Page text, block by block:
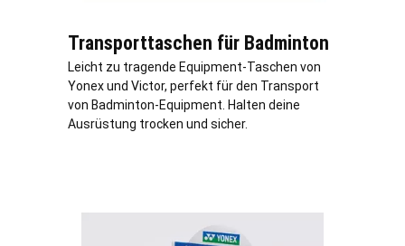
Transporttaschen für Badminton
Leicht zu tragende Equipment-Taschen von
Yonex und Victor, perfekt für den Transport
von Badminton-Equipment. Halten deine
Ausrüstung trocken und sicher.